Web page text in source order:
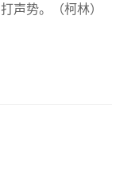
声势。（柯林）